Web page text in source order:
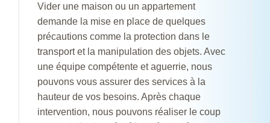
Vider une maison ou un appartement
demande la mise en place de quelques
précautions comme la protection dans le
transport et la manipulation des objets. Avec
une équipe compétente et aguerrie, nous
pouvons vous assurer des services à la
hauteur de vos besoins. Après chaque
intervention, nous pouvons réaliser le coup